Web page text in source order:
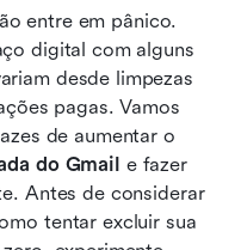
entre em pânico.
digital com alguns
desde limpezas
pagas. Vamos
de aumentar o
do Gmail e fazer
Antes de considerar
tentar excluir sua